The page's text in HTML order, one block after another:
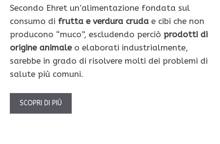
Secondo Ehret un’alimentazione fondata sul
consumo di frutta e verdura cruda e cibi che non
producono “muco”, escludendo perciò prodotti di
origine animaleo elaborati industrialmente,
sarebbe in grado di risolvere molti dei problemi di
salute più comuni.
SCOPRI DI PIÙ